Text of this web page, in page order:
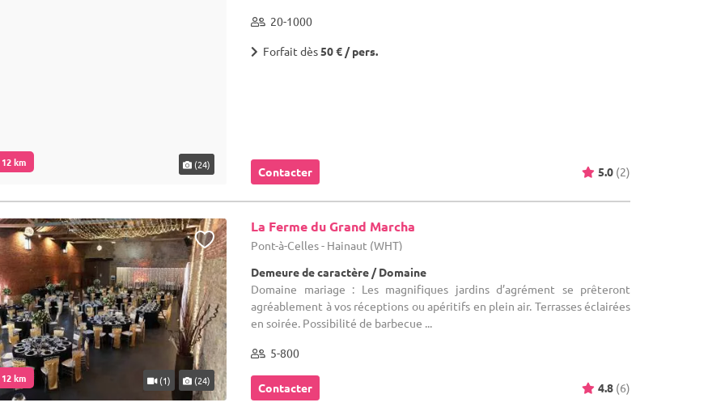
km (24)
20-1000
Forfait dès50 € / pers.
Contacter 5.0 (2)
km (1) (24)
La Ferme du Grand Marcha
Pont-à-Celles - Hainaut (WHT)
Demeure de caractère / Domaine
Domaine mariage : Les magnifiques jardins d’agrément se prêteront
agréablement à vos réceptions ou apéritifs en plein air. Terrasses éclairées
en soirée. Possibilité de barbecue ...
5-800
Contacter 4.8 (6)